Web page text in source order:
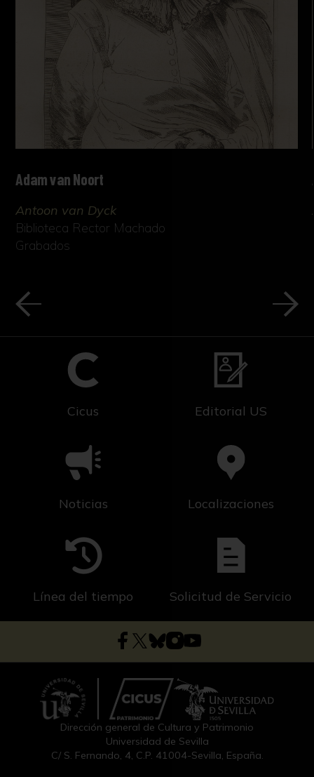
Adam van Noort
Antoon van Dyck
Biblioteca Rector Machado
Grabados
Cicus Editorial US
Noticias Localizaciones
Línea del tiempo Solicitud de Servicio
Dirección general de Cultura y Patrimonio
Universidad de Sevilla
C/ S. Fernando, 4, C.P. 41004-Sevilla, España.